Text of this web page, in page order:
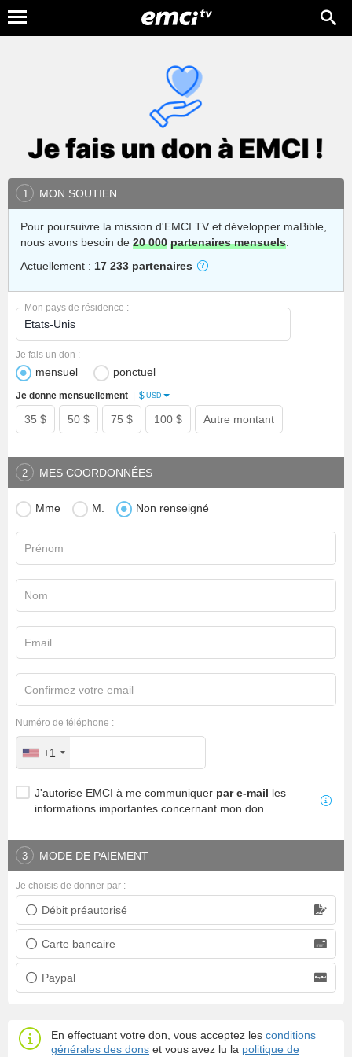
1 MON SOUTIEN
Pour poursuivre la mission d'EMCI TV et développer maBible,
nous avons besoin de 20 000 partenaires mensuels.
Actuellement : 17 233 partenaires
Mon pays de résidence :
mensuel ponctuel
Je fais un don :
35 $ 50 $ 75 $ 100 $ Autre montant
Je donne mensuellement $ USD
2 MES COORDONNÉES
Mme M. Non renseigné
Prénom
Nom
Email
Confirmez votre email
Numéro de téléphone :
+1
J'autorise EMCI à me communiquer par e-mail les
informations importantes concernant mon don
3 MODE DE PAIEMENT
Débit préautorisé
Prélèvement bancaire
Carte bancaire
Carte bancaire
Paypal
Paypal
Je choisis de donner par :
En effectuant votre don, vous acceptez les conditions
générales des dons et vous avez lu la politique de